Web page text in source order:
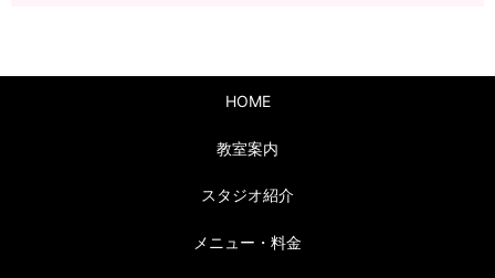
HOME
教室案内
スタジオ紹介
メニュー・料金